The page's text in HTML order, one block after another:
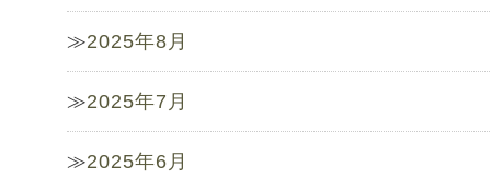
2025年8月
2025年7月
2025年6月